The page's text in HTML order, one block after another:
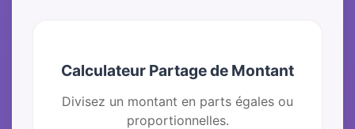
Calculateur Partage de Montant
Divisez un montant en parts égales ou
proportionnelles.